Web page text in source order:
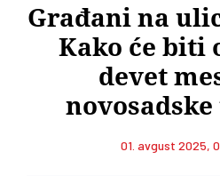
Građani na
Kako će biti
devet
01. avgust 2025,